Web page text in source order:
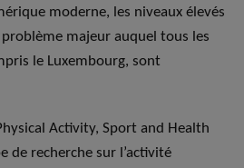
moderne, les niveaux élevés
majeur auquel tous les
le Luxembourg, sont
Activity, Sport and Health
de recherche sur l’activité